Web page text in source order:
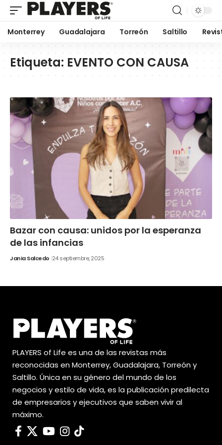
Monterrey Guadalajara Torreón Saltillo
Etiqueta: EVENTO CON CAUSA
Bazar con causa: unidos por la esperanza
de las infancias
Jania Salcedo 24 septiembre, 2025
PLAYERS of Life es una de las revistas más
reconocidas en Monterrey, Guadalajara, Torreón y
Saltillo. Única en su género del mundo de los
negocios y estilo de vida, es la publicación predilecta
de empresarios y ejecutivos que saben vivir al
máximo.